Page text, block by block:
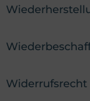
Widerrufsrecht